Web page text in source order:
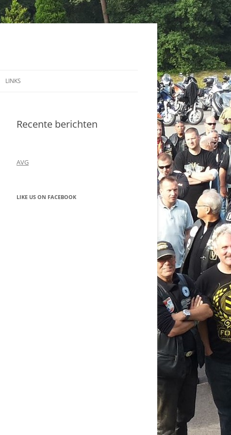
LINKS
Recente berichten
AVG
LIKE US ON FACEBOOK